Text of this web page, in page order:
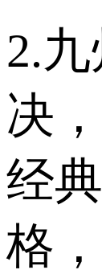
2.
决
经
格